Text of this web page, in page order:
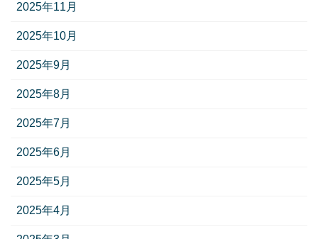
2025年11月
2025年10月
2025年9月
2025年8月
2025年7月
2025年6月
2025年5月
2025年4月